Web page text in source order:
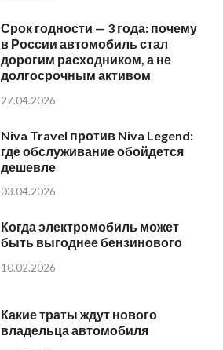
Срок годности — 3 года: почему
в России автомобиль стал
дорогим расходником, а не
долгосрочным активом
27.04.2026
Niva Travel против Niva Legend:
где обслуживание обойдется
дешевле
03.04.2026
Когда электромобиль может
быть выгоднее бензинового
10.02.2026
Какие траты ждут нового
владельца автомобиля